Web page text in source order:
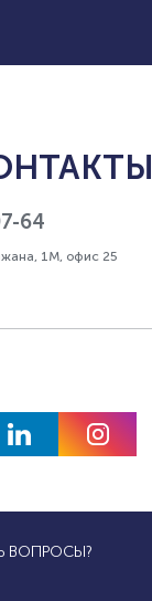
64
1М, офис 25
ВОПРОСЫ?